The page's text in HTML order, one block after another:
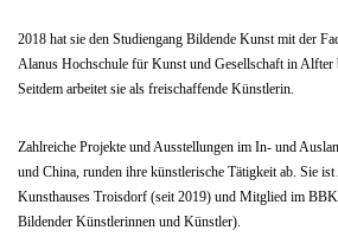
2018 hat sie den Studiengang Bildende Kunst mit der
Alanus Hochschule für Kunst und Gesellschaft in Alfter
Seitdem arbeitet sie als freischaffende Künstlerin.
Zahlreiche Projekte und Ausstellungen im In- und
und China, runden ihre künstlerische Tätigkeit ab. Sie
Kunsthauses Troisdorf (seit 2019) und Mitglied im
Bildender Künstlerinnen und Künstler).